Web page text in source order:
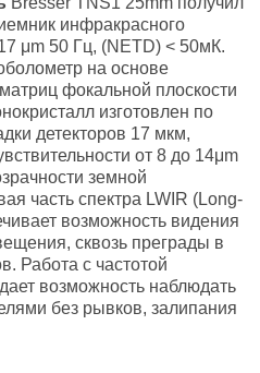
инфракрасного
μm 50 Гц, (NETD) < 50мК.
на основе
фокальной плоскости
изготовлен по
детекторов 17 мкм,
от 8 до 14μm
земной
часть спектра LWIR (Long-
возможность видения
сквозь преграды в
Работа с частотой
возможность наблюдать
без рывков, залипания